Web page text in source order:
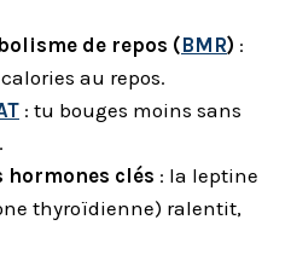
de repos (BMR) :
au repos.
: tu bouges moins sans
hormones clés : la leptine
thyroïdienne) ralentit,